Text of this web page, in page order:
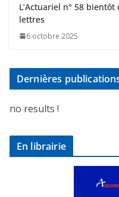
L’Actuariel n° 58
lettres
6 octobre 2025
Dernières
no results !
En librairie